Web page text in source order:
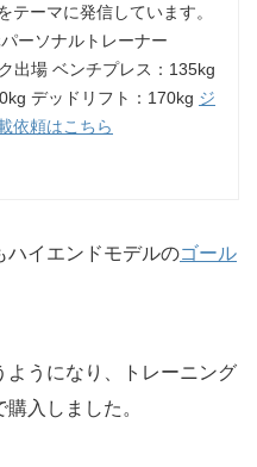
テーマに発信しています。
ーソナルトレーナー
出場 ベンチプレス：135kg
デッドリフト：170kg ジ
依頼はこちら
ハイエンドモデルのゴール
うになり、トレーニング
入しました。